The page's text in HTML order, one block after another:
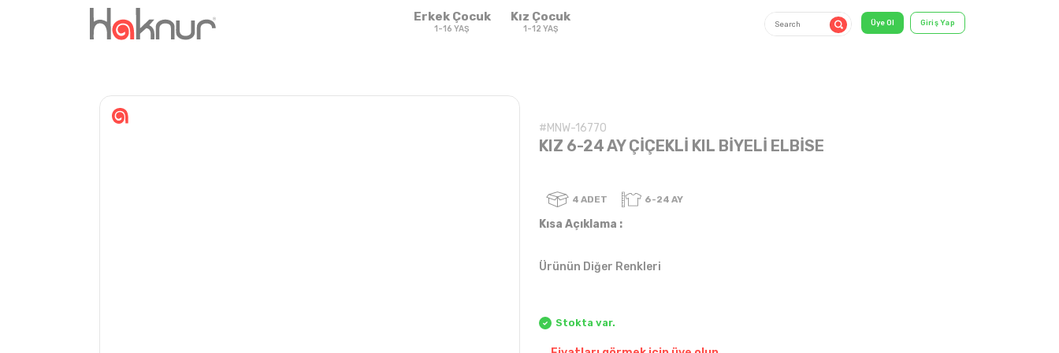
Erkek Çocuk
1-16 YAŞ
Sweatshirt & T-Sweatshirt & T-
#MNW-16770
KIZ 6-24 AY ÇİÇEKLİ KIL BİYELİ ELBİSE
Kısa Açıklama :
Ürünün Diğer Renkleri
Stokta var.